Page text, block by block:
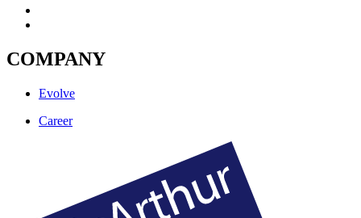
COMPANY
Evolve
Career